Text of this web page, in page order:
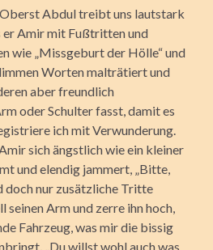
Abdul treibt uns lautstark
er Amir mit Fußtritten und
wie „Missgeburt der Hölle“ und
Worten malträtiert und
aber freundlich
oder Schulter fasst, damit es
ich mit Verwunderung.
sich ängstlich wie ein kleiner
und elendig jammert, „Bitte,
doch nur zusätzliche Tritte
seinen Arm und zerre ihn hoch,
Fahrzeug, was mir die bissig
„Du willst wohl auch was